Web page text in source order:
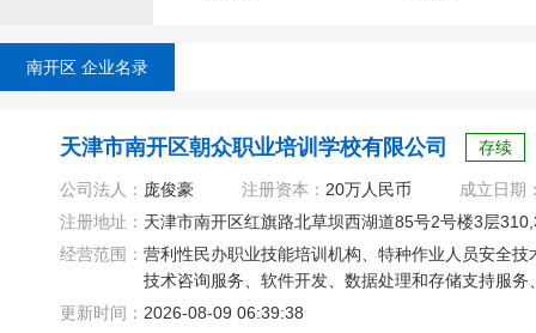
南开区 企业名录
天津市南开区朝众职业培训学校有限公司 存续
公司法人： 庞俊豪 注册资本： 20万人民币
成立日期
注册地址： 天津市南开区红旗路北草坝西湖道85号2号楼3层
经营范围： 营利性民办职业技能培训机构、特种作业人员安全
技术咨询服务、软件开发、数据处理和存储支持服
更新时间： 2026-08-09 06:39:38